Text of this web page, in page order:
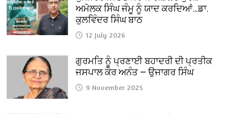
ਅਮੋਲਕ ਸਿੰਘ ਜੰਮੂ ਨੂੰ ਯਾਦ ਕਰਦਿਆਂ…ਡਾ.
ਕੁਲਵਿੰਦਰ ਸਿੰਘ ਬਾਠ
12 July 2026
ਗੁਰਮਤਿ ਨੂੰ ਪ੍ਰਣਾਈ ਬਹਾਦਰੀ ਦੀ ਪ੍ਰਤੀਕ
ਜਸਪਾਲ ਕੌਰ ਅਨੰਤ — ਉਜਾਗਰ ਸਿੰਘ
9 November 2025